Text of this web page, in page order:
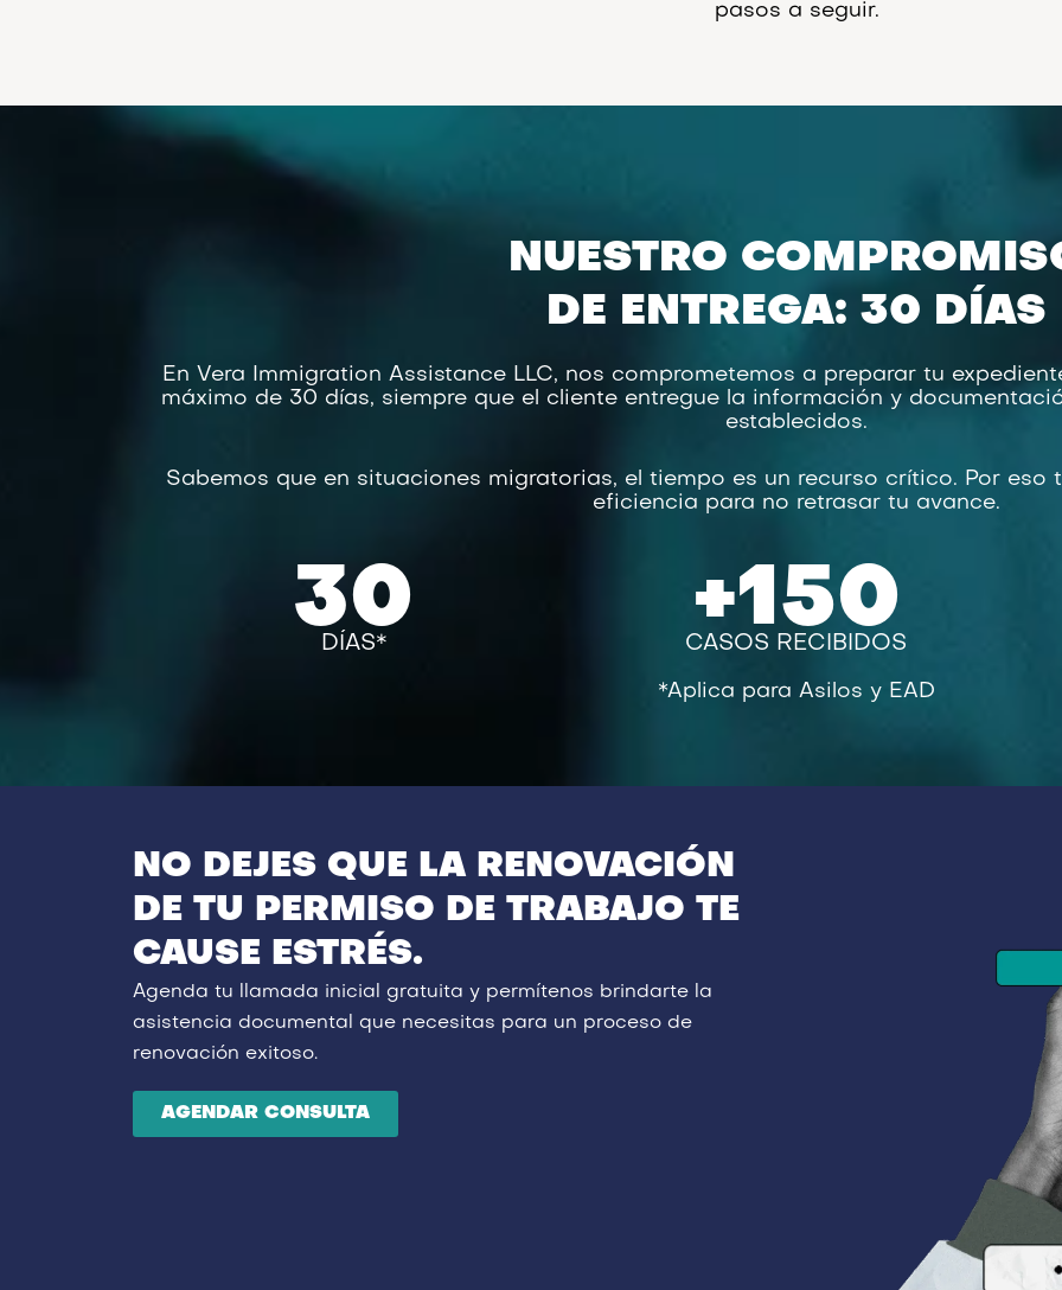
pasos a seguir.
NUESTRO
DE ENTREGA: 30 DÍAS
En Vera Immigration Assistance LLC, nos comprometemos a preparar tu
máximo de 30 días, siempre que el cliente entregue la información y
establecidos.
Sabemos que en situaciones migratorias, el tiempo es un recurso crítico. Por eso
eficiencia para no retrasar tu avance.
DÍAS*
30
CASOS RECIBIDOS
+150
*Aplica para Asilos y EAD
NO DEJES QUE LA RENOVACIÓN
DE TU PERMISO DE TRABAJO TE
CAUSE ESTRÉS.
Agenda tu llamada inicial gratuita y permítenos brindarte la
asistencia documental que necesitas para un proceso de
renovación exitoso.
AGENDAR CONSULTA